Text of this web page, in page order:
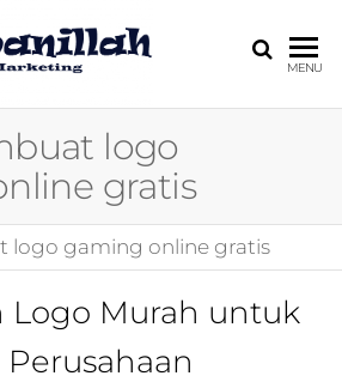
HARGA
MIRING
4.0,jasa digital
digital,marketing
kotler,performance
digital,bisnis digital
digital
marketing,kotler
4.0,branding
MENU
logo
gratis
logo gaming online gratis
Logo Murah untuk